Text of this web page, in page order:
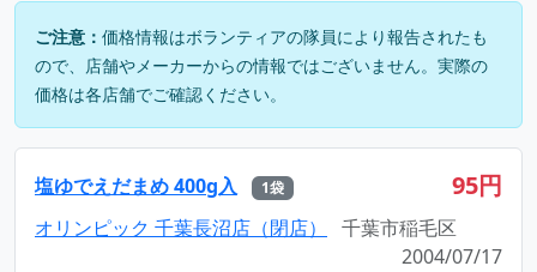
ご注意： 価格情報はボランティアの隊員により報告されたも
ので、店舗やメーカーからの情報ではございません。実際の
価格は各店舗でご確認ください。
塩ゆでえだまめ 400g入 1袋 95円
オリンピック 千葉長沼店（閉店）
千葉市稲毛区
2004/07/17